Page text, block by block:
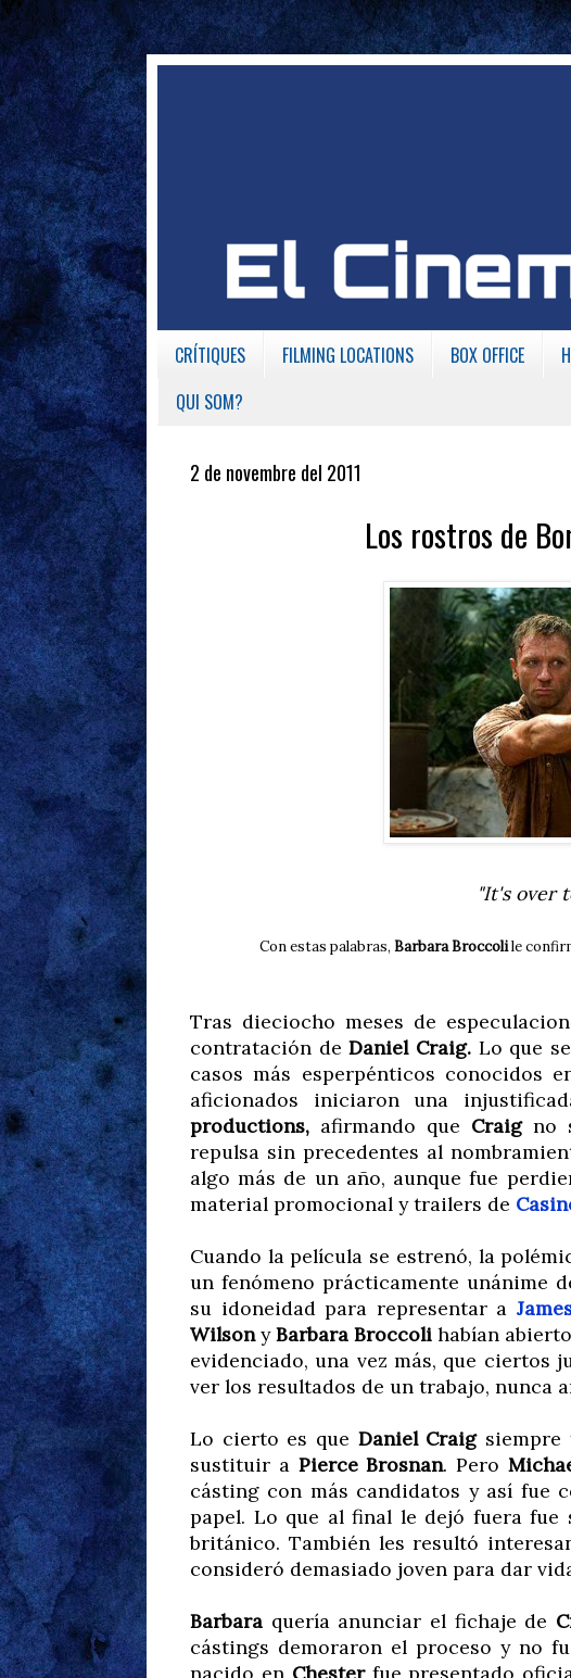
CRÍTIQUES FILMING LOCATIONS BOX OFFICE
QUI SOM?
2 de novembre del 2011
Los rostros de
"It's over
Con estas palabras, Barbara Broccolile
Tras dieciocho meses de
contratación deDaniel Craig. Lo que
casos más esperpénticos conocidos
aficionados iniciaron una
productions, afirmando que Craigno
repulsa sin precedentes al
algo más de un año, aunque fue
material promocional y trailers de
Cuando la película se estrenó, la
un fenómeno prácticamente unánime
su idoneidad para representar a
WilsonyBarbara Broccoli habían
evidenciado, una vez más, que ciertos
ver los resultados de un trabajo, nunca
Lo cierto es que Daniel Craigsiempre
sustituir a Pierce Brosnan. Pero
cásting con más candidatos y así fue
papel. Lo que al final le dejó fuera
británico. También les resultó
consideró demasiado joven para dar
Barbara quería anunciar el fichaje de
cástings demoraron el proceso y no
nacido en Chesterfue presentado